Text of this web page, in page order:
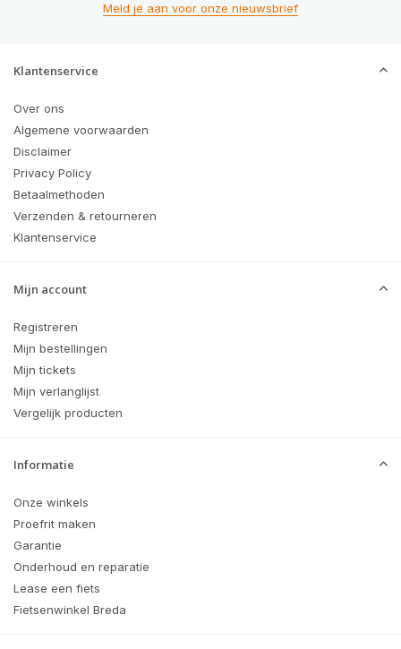
Meld je aan voor onze nieuwsbrief
Klantenservice
Over ons
Algemene voorwaarden
Disclaimer
Privacy Policy
Betaalmethoden
Verzenden & retourneren
Klantenservice
Mijn account
Registreren
Mijn bestellingen
Mijn tickets
Mijn verlanglijst
Vergelijk producten
Informatie
Onze winkels
Proefrit maken
Garantie
Onderhoud en reparatie
Lease een fiets
Fietsenwinkel Breda